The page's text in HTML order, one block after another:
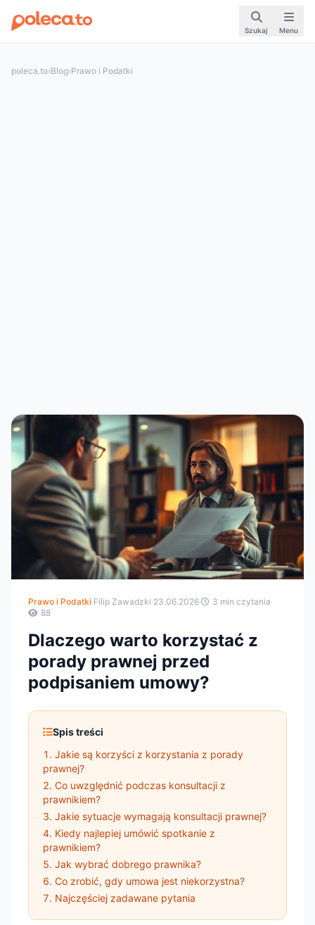
Szukaj Menu
poleca.to›Blog›Prawo i Podatki
Prawo i Podatki·Filip Zawadzki·23.06.2026· 3 min czytania·
88
Dlaczego warto korzystać z
porady prawnej przed
podpisaniem umowy?
Spis treści
Jakie są korzyści z korzystania z porady
prawnej?
Co uwzględnić podczas konsultacji z
prawnikiem?
Jakie sytuacje wymagają konsultacji prawnej?
Kiedy najlepiej umówić spotkanie z
prawnikiem?
Jak wybrać dobrego prawnika?
Co zrobić, gdy umowa jest niekorzystna?
Najczęściej zadawane pytania